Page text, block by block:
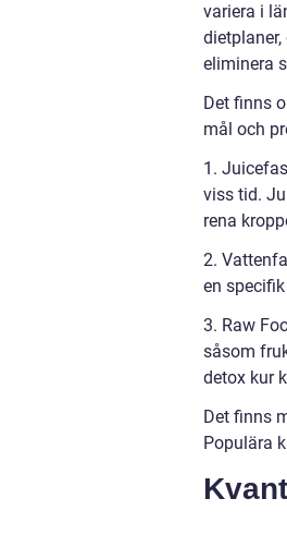
variera i
eliminera
Det finns
mål och
1.
viss tid.
rena
2.
en
3. Raw
såsom
detox kur
Det finns
Populära